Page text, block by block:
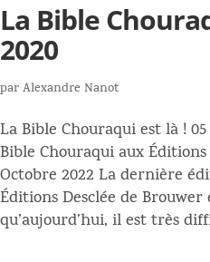
La Bible
2020
parAlexandre Nanot
La Bible Chouraqui est là !
Bible Chouraqui aux
Octobre 2022 La dernière
Éditions Desclée de
qu’aujourd’hui, il est très